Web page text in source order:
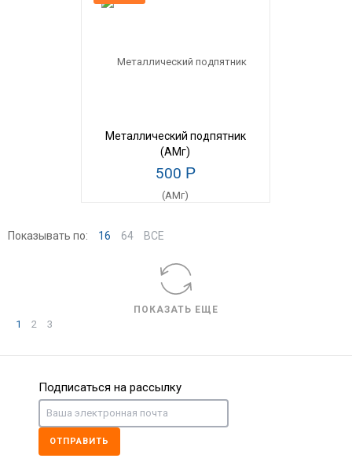
Металлический подпятник
(АМг)
500 Р
Показывать по: 16 64 ВСЕ
ПОКАЗАТЬ ЕЩЕ
1 2 3
Подписаться на рассылку
ОТПРАВИТЬ